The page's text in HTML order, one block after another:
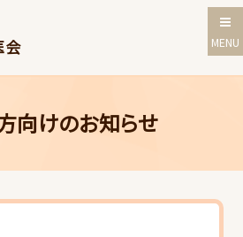
MENU
会
向けのお知らせ